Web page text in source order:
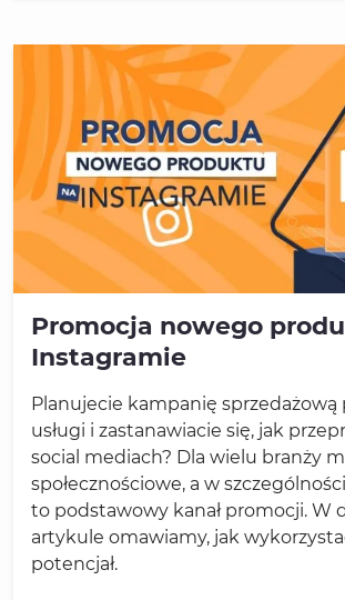
Promocja nowego
Instagramie
Planujecie kampanię
usługi i zastanawiacie się, jak
social mediach? Dla wielu branży
społecznościowe, a w
to podstawowy kanał promocji. W
artykule omawiamy, jak
potencjał.